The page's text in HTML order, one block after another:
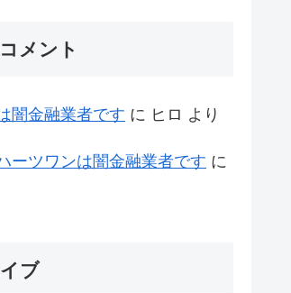
メント
闇金融業者です に ヒロ より
ーツワンは闇金融業者です に
ブ